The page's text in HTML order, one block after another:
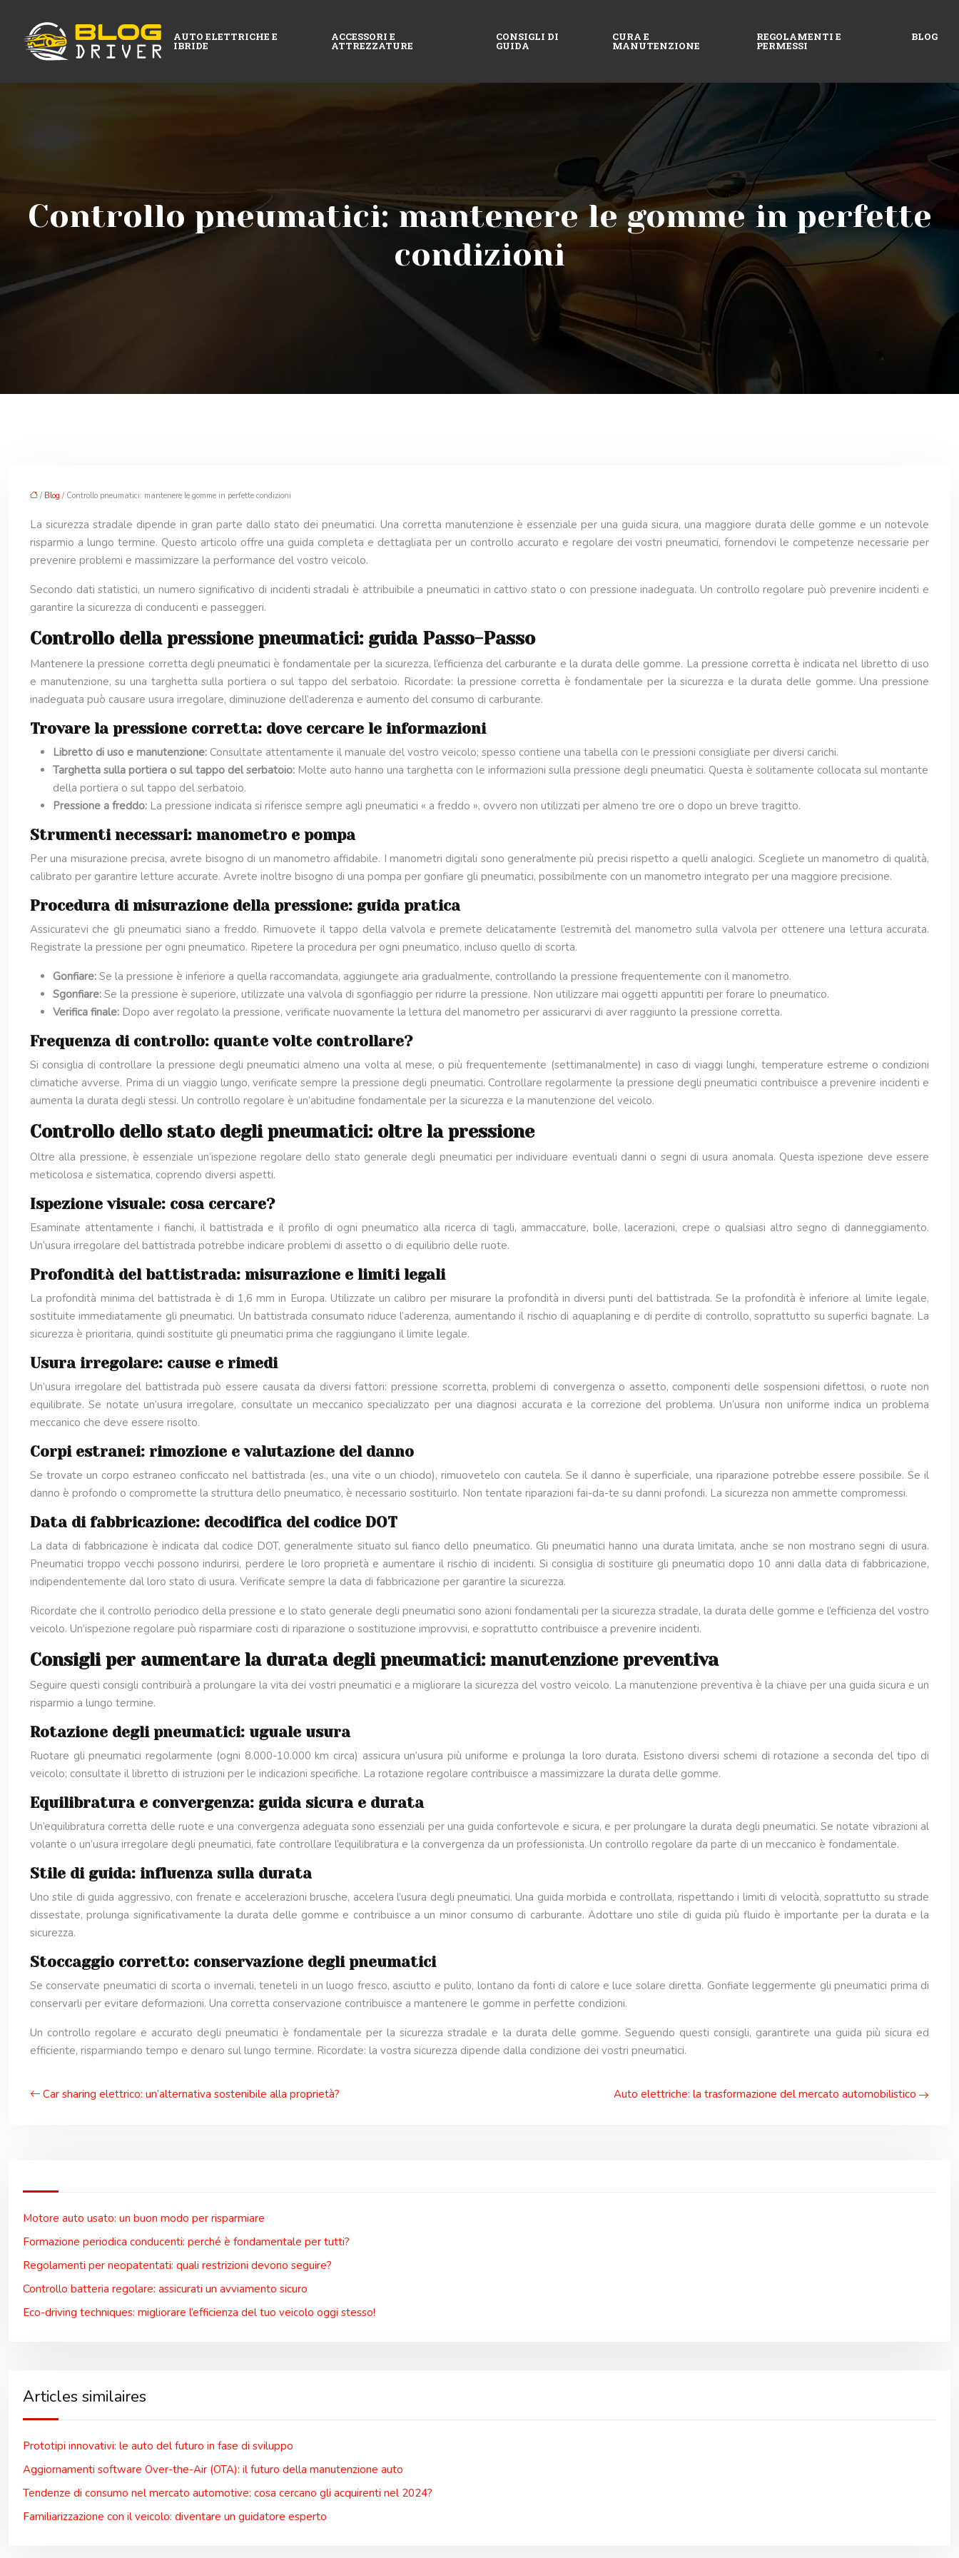
AUTO ELETTRICHE E
IBRIDE
ACCESSORI E
ATTREZZATURE
CONSIGLI DI
GUIDA
CURA E
MANUTENZIONE
REGOLAMENTI E
PERMESSI
BLOG
Controllo pneumatici: mantenere le gomme in perfette
condizioni
/ Blog / Controllo pneumatici: mantenere le gomme in perfette condizioni
La sicurezza stradale dipende in gran parte dallo stato dei pneumatici. Una corretta manutenzione è essenziale per una guida sicura, una maggiore durata delle gomme e un notevole
risparmio a lungo termine. Questo articolo offre una guida completa e dettagliata per un controllo accurato e regolare dei vostri pneumatici, fornendovi le competenze necessarie per
prevenire problemi e massimizzare la performance del vostro veicolo.
Secondo dati statistici, un numero significativo di incidenti stradali è attribuibile a pneumatici in cattivo stato o con pressione inadeguata. Un controllo regolare può prevenire incidenti e
garantire la sicurezza di conducenti e passeggeri.
Controllo della pressione pneumatici: guida Passo-Passo
Mantenere la pressione corretta degli pneumatici è fondamentale per la sicurezza, l’efficienza del carburante e la durata delle gomme. La pressione corretta è indicata nel libretto di uso
e manutenzione, su una targhetta sulla portiera o sul tappo del serbatoio. Ricordate: la pressione corretta è fondamentale per la sicurezza e la durata delle gomme. Una pressione
inadeguata può causare usura irregolare, diminuzione dell’aderenza e aumento del consumo di carburante.
Trovare la pressione corretta: dove cercare le informazioni
Libretto di uso e manutenzione: Consultate attentamente il manuale del vostro veicolo; spesso contiene una tabella con le pressioni consigliate per diversi carichi.
Targhetta sulla portiera o sul tappo del serbatoio: Molte auto hanno una targhetta con le informazioni sulla pressione degli pneumatici. Questa è solitamente collocata sul montante
della portiera o sul tappo del serbatoio.
Pressione a freddo: La pressione indicata si riferisce sempre agli pneumatici « a freddo », ovvero non utilizzati per almeno tre ore o dopo un breve tragitto.
Strumenti necessari: manometro e pompa
Per una misurazione precisa, avrete bisogno di un manometro affidabile. I manometri digitali sono generalmente più precisi rispetto a quelli analogici. Scegliete un manometro di qualità,
calibrato per garantire letture accurate. Avrete inoltre bisogno di una pompa per gonfiare gli pneumatici, possibilmente con un manometro integrato per una maggiore precisione.
Procedura di misurazione della pressione: guida pratica
Assicuratevi che gli pneumatici siano a freddo. Rimuovete il tappo della valvola e premete delicatamente l’estremità del manometro sulla valvola per ottenere una lettura accurata.
Registrate la pressione per ogni pneumatico. Ripetere la procedura per ogni pneumatico, incluso quello di scorta.
Gonfiare: Se la pressione è inferiore a quella raccomandata, aggiungete aria gradualmente, controllando la pressione frequentemente con il manometro.
Sgonfiare: Se la pressione è superiore, utilizzate una valvola di sgonfiaggio per ridurre la pressione. Non utilizzare mai oggetti appuntiti per forare lo pneumatico.
Verifica finale: Dopo aver regolato la pressione, verificate nuovamente la lettura del manometro per assicurarvi di aver raggiunto la pressione corretta.
Frequenza di controllo: quante volte controllare?
Si consiglia di controllare la pressione degli pneumatici almeno una volta al mese, o più frequentemente (settimanalmente) in caso di viaggi lunghi, temperature estreme o condizioni
climatiche avverse. Prima di un viaggio lungo, verificate sempre la pressione degli pneumatici. Controllare regolarmente la pressione degli pneumatici contribuisce a prevenire incidenti e
aumenta la durata degli stessi. Un controllo regolare è un’abitudine fondamentale per la sicurezza e la manutenzione del veicolo.
Controllo dello stato degli pneumatici: oltre la pressione
Oltre alla pressione, è essenziale un’ispezione regolare dello stato generale degli pneumatici per individuare eventuali danni o segni di usura anomala. Questa ispezione deve essere
meticolosa e sistematica, coprendo diversi aspetti.
Ispezione visuale: cosa cercare?
Esaminate attentamente i fianchi, il battistrada e il profilo di ogni pneumatico alla ricerca di tagli, ammaccature, bolle, lacerazioni, crepe o qualsiasi altro segno di danneggiamento.
Un’usura irregolare del battistrada potrebbe indicare problemi di assetto o di equilibrio delle ruote.
Profondità del battistrada: misurazione e limiti legali
La profondità minima del battistrada è di 1,6 mm in Europa. Utilizzate un calibro per misurare la profondità in diversi punti del battistrada. Se la profondità è inferiore al limite legale,
sostituite immediatamente gli pneumatici. Un battistrada consumato riduce l’aderenza, aumentando il rischio di aquaplaning e di perdite di controllo, soprattutto su superfici bagnate. La
sicurezza è prioritaria, quindi sostituite gli pneumatici prima che raggiungano il limite legale.
Usura irregolare: cause e rimedi
Un’usura irregolare del battistrada può essere causata da diversi fattori: pressione scorretta, problemi di convergenza o assetto, componenti delle sospensioni difettosi, o ruote non
equilibrate. Se notate un’usura irregolare, consultate un meccanico specializzato per una diagnosi accurata e la correzione del problema. Un’usura non uniforme indica un problema
meccanico che deve essere risolto.
Corpi estranei: rimozione e valutazione del danno
Se trovate un corpo estraneo conficcato nel battistrada (es., una vite o un chiodo), rimuovetelo con cautela. Se il danno è superficiale, una riparazione potrebbe essere possibile. Se il
danno è profondo o compromette la struttura dello pneumatico, è necessario sostituirlo. Non tentate riparazioni fai-da-te su danni profondi. La sicurezza non ammette compromessi.
Data di fabbricazione: decodifica del codice DOT
La data di fabbricazione è indicata dal codice DOT, generalmente situato sul fianco dello pneumatico. Gli pneumatici hanno una durata limitata, anche se non mostrano segni di usura.
Pneumatici troppo vecchi possono indurirsi, perdere le loro proprietà e aumentare il rischio di incidenti. Si consiglia di sostituire gli pneumatici dopo 10 anni dalla data di fabbricazione,
indipendentemente dal loro stato di usura. Verificate sempre la data di fabbricazione per garantire la sicurezza.
Ricordate che il controllo periodico della pressione e lo stato generale degli pneumatici sono azioni fondamentali per la sicurezza stradale, la durata delle gomme e l’efficienza del vostro
veicolo. Un’ispezione regolare può risparmiare costi di riparazione o sostituzione improvvisi, e soprattutto contribuisce a prevenire incidenti.
Consigli per aumentare la durata degli pneumatici: manutenzione preventiva
Seguire questi consigli contribuirà a prolungare la vita dei vostri pneumatici e a migliorare la sicurezza del vostro veicolo. La manutenzione preventiva è la chiave per una guida sicura e un
risparmio a lungo termine.
Rotazione degli pneumatici: uguale usura
Ruotare gli pneumatici regolarmente (ogni 8.000-10.000 km circa) assicura un’usura più uniforme e prolunga la loro durata. Esistono diversi schemi di rotazione a seconda del tipo di
veicolo; consultate il libretto di istruzioni per le indicazioni specifiche. La rotazione regolare contribuisce a massimizzare la durata delle gomme.
Equilibratura e convergenza: guida sicura e durata
Un’equilibratura corretta delle ruote e una convergenza adeguata sono essenziali per una guida confortevole e sicura, e per prolungare la durata degli pneumatici. Se notate vibrazioni al
volante o un’usura irregolare degli pneumatici, fate controllare l’equilibratura e la convergenza da un professionista. Un controllo regolare da parte di un meccanico è fondamentale.
Stile di guida: influenza sulla durata
Uno stile di guida aggressivo, con frenate e accelerazioni brusche, accelera l’usura degli pneumatici. Una guida morbida e controllata, rispettando i limiti di velocità, soprattutto su strade
dissestate, prolunga significativamente la durata delle gomme e contribuisce a un minor consumo di carburante. Adottare uno stile di guida più fluido è importante per la durata e la
sicurezza.
Stoccaggio corretto: conservazione degli pneumatici
Se conservate pneumatici di scorta o invernali, teneteli in un luogo fresco, asciutto e pulito, lontano da fonti di calore e luce solare diretta. Gonfiate leggermente gli pneumatici prima di
conservarli per evitare deformazioni. Una corretta conservazione contribuisce a mantenere le gomme in perfette condizioni.
Un controllo regolare e accurato degli pneumatici è fondamentale per la sicurezza stradale e la durata delle gomme. Seguendo questi consigli, garantirete una guida più sicura ed
efficiente, risparmiando tempo e denaro sul lungo termine. Ricordate: la vostra sicurezza dipende dalla condizione dei vostri pneumatici.
Car sharing elettrico: un’alternativa sostenibile alla proprietà? Auto elettriche: la trasformazione del mercato automobilistico
Motore auto usato: un buon modo per risparmiare
Formazione periodica conducenti: perché è fondamentale per tutti?
Regolamenti per neopatentati: quali restrizioni devono seguire?
Controllo batteria regolare: assicurati un avviamento sicuro
Eco-driving techniques: migliorare l’efficienza del tuo veicolo oggi stesso!
Articles similaires
Prototipi innovativi: le auto del futuro in fase di sviluppo
Aggiornamenti software Over-the-Air (OTA): il futuro della manutenzione auto
Tendenze di consumo nel mercato automotive: cosa cercano gli acquirenti nel 2024?
Familiarizzazione con il veicolo: diventare un guidatore esperto